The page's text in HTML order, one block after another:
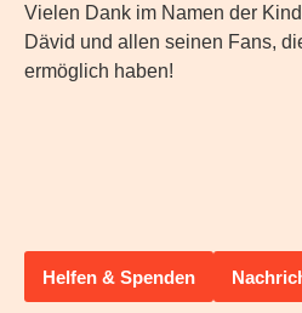
Vielen Dank im Namen der
Dävid und allen seinen Fans,
ermöglich haben!
Helfen & Spenden